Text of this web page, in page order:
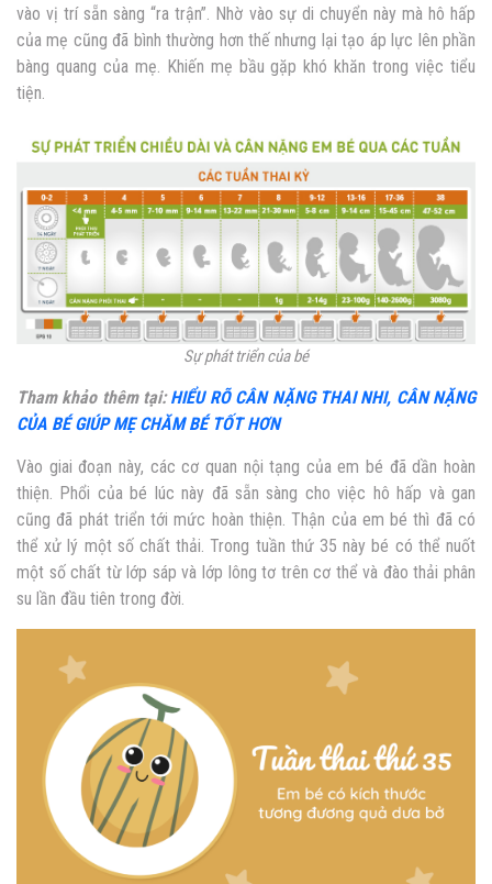
vào vị trí sẵn sàng “ra trận”. Nhờ vào sự di chuyển này mà hô hấp
của mẹ cũng đã bình thường hơn thế nhưng lại tạo áp lực lên phần
bàng quang của mẹ. Khiến mẹ bầu gặp khó khăn trong việc tiểu
tiện.
Sự phát triển của bé
Tham khảo thêm tại:HIỂU RÕ CÂN NẶNG THAI NHI, CÂN NẶNG
CỦA BÉ GIÚP MẸ CHĂM BÉ TỐT HƠN
Vào giai đoạn này, các cơ quan nội tạng của em bé đã dần hoàn
thiện. Phổi của bé lúc này đã sẵn sàng cho việc hô hấp và gan
cũng đã phát triển tới mức hoàn thiện. Thận của em bé thì đã có
thể xử lý một số chất thải. Trong tuần thứ 35 này bé có thể nuốt
một số chất từ lớp sáp và lớp lông tơ trên cơ thể và đào thải phân
su lần đầu tiên trong đời.